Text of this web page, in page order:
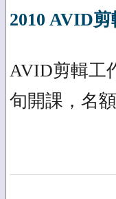
2010 AVID
AVID剪輯工
旬開課，名